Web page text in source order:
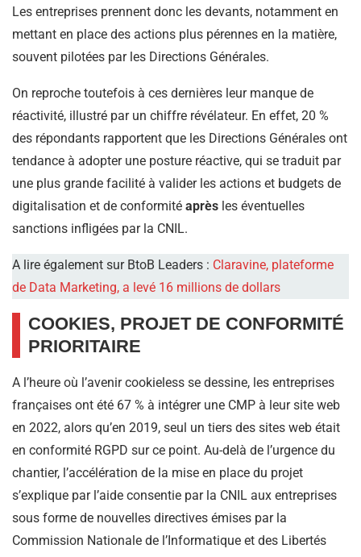
Les entreprises prennent donc les devants, notamment en
mettant en place des actions plus pérennes en la matière,
souvent pilotées par les Directions Générales.
On reproche toutefois à ces dernières leur manque de
réactivité, illustré par un chiffre révélateur. En effet, 20 %
des répondants rapportent que les Directions Générales ont
tendance à adopter une posture réactive, qui se traduit par
une plus grande facilité à valider les actions et budgets de
digitalisation et de conformité après les éventuelles
sanctions infligées par la CNIL.
A lire également sur BtoB Leaders : Claravine, plateforme
de Data Marketing, a levé 16 millions de dollars
COOKIES, PROJET DE CONFORMITÉ
PRIORITAIRE
A l’heure où l’avenir cookieless se dessine, les entreprises
françaises ont été 67 % à intégrer une CMP à leur site web
en 2022, alors qu’en 2019, seul un tiers des sites web était
en conformité RGPD sur ce point. Au-delà de l’urgence du
chantier, l’accélération de la mise en place du projet
s’explique par l’aide consentie par la CNIL aux entreprises
sous forme de nouvelles directives émises par la
Commission Nationale de l’Informatique et des Libertés